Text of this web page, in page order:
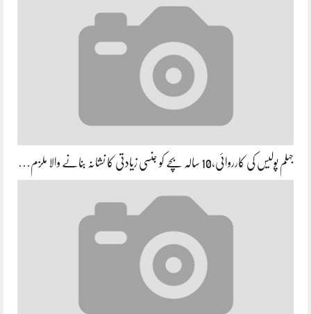
جہلم پولیس کی کارروائی،10 سالہ بچے کو جنسی زیادتی کا نشانہ بنانے والا ملزم…